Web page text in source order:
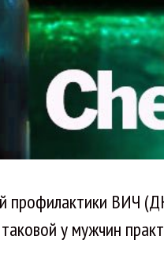
профилактики ВИЧ
у мужчин